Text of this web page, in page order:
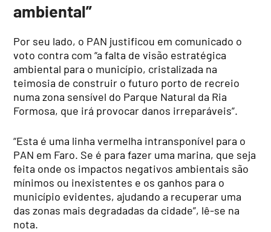
ambiental”
Por seu lado, o PAN justificou em comunicado o
voto contra com “a falta de visão estratégica
ambiental para o município, cristalizada na
teimosia de construir o futuro porto de recreio
numa zona sensível do Parque Natural da Ria
Formosa, que irá provocar danos irreparáveis”.
“Esta é uma linha vermelha intransponível para o
PAN em Faro. Se é para fazer uma marina, que seja
feita onde os impactos negativos ambientais são
mínimos ou inexistentes e os ganhos para o
município evidentes, ajudando a recuperar uma
das zonas mais degradadas da cidade”, lê-se na
nota.